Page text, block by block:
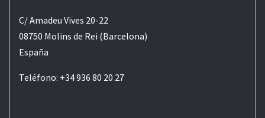
C/ Amadeu Vives 20-22
08750 Molins de Rei (Barcelona)
España
Teléfono: +34 936 80 20 27